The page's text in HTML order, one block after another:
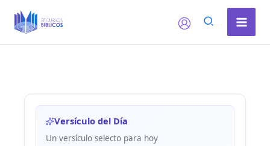
Versículo del Día
Un versículo selecto para hoy